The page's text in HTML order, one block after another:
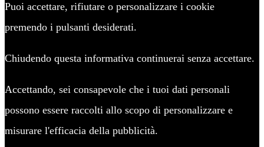
Puoi accettare, rifiutare o personalizzare i cookie
premendo i pulsanti desiderati.
Chiudendo questa informativa continuerai senza accettare.
Accettando, sei consapevole che i tuoi dati personali
possono essere raccolti allo scopo di personalizzare e
misurare l'efficacia della pubblicità.